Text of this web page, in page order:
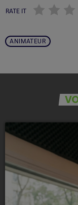
RATE IT
ANIMATEUR